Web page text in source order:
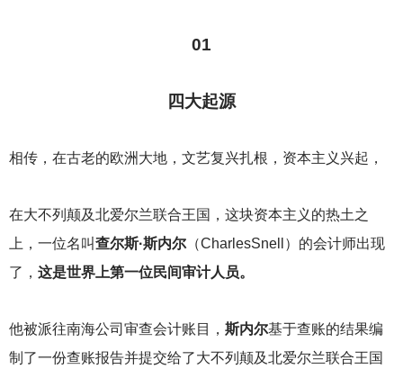
01
四大起源
相传，在古老的欧洲大地，文艺复兴扎根，资本主义兴起，
在大不列颠及北爱尔兰联合王国，这块资本主义的热土之
上，一位名叫查尔斯·斯内尔（CharlesSnell）的会计师出现
了， 这是世界上第一位民间审计人员。
他被派往南海公司审查会计账目， 斯内尔基于查账的结果编
制了一份查账报告并提交给了大不列颠及北爱尔兰联合王国